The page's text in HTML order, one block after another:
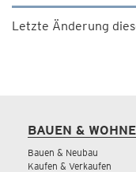
Letzte Änderung
BAUEN &
Bauen & Neubau
Kaufen & Verkaufen